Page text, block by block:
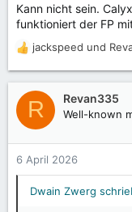
Kann nicht sein.
funktioniert der FP
R
a
k
t
n
jackspeed und
R Revan335
Well-known
6 April 2026
Dwain Zwerg